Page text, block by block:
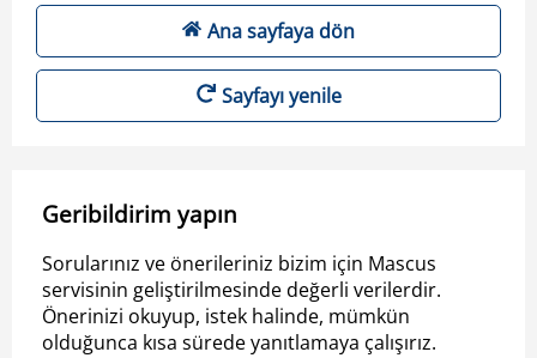
Ana sayfaya dön
Sayfayı yenile
Geribildirim yapın
Sorularınız ve önerileriniz bizim için Mascus
servisinin geliştirilmesinde değerli verilerdir.
Önerinizi okuyup, istek halinde, mümkün
olduğunca kısa sürede yanıtlamaya çalışırız.